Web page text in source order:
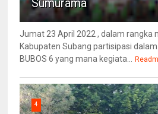
Sumurama
Jumat 23 April 2022 , dalam rangka
Kabupaten Subang partisipasi
BUBOS 6 yang mana kegiata...
4